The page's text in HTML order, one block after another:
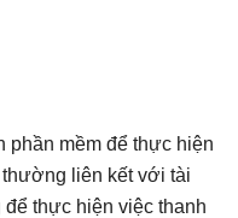
phần mềm để thực hiện
liên kết với tài
thực hiện việc thanh